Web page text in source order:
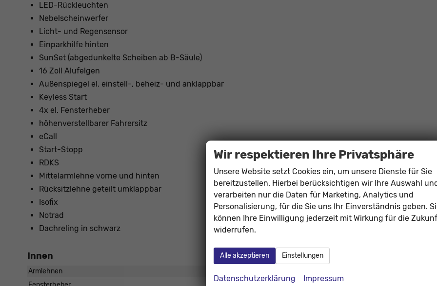
LED-Rückleuchten
Nebelscheinwerfer
Licht- und Regensensor
Einparkhilfe hinten
SunSet (abgedunkelte Scheiben ab B-Säule)
16 Zoll Alufelgen
Außenspiegel el. einstell-, beheiz- und anklappbar
Keyless Start
4x el. Fensterheber
höhenverstellbarer Fahrersitz
eCall
Start-Stopp
RDKS
Mittelarmlehne vorne und hinten
Rücksitzlehne geteilt umklappbar
Isofix
Notrad
Dachreling in schwarz
Innen
Armlehnen
Wir respektieren Ihre Privatsphäre
Unsere Website setzt Cookies ein, um unsere Dienste für Sie
bereitzustellen. Hierbei berücksichtigen wir Ihre Auswahl
verarbeiten nur die Daten für Marketing, Analytics und
Personalisierung, für die Sie uns Ihr Einverständnis geben.
können Ihre Einwilligung jederzeit mit Wirkung für die
widerrufen.
Alle akzeptieren Einstellungen
Datenschutzerklärung Impressum